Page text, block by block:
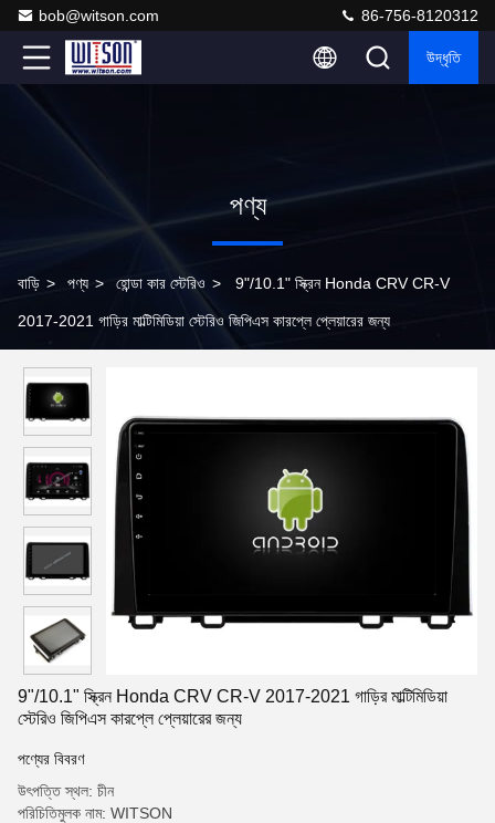
bob@witson.com 86-756-8120312
উদ্ধৃতি
পণ্য
বাড়ি > পণ্য > হোন্ডা কার স্টেরিও > 9"/10.1" স্ক্রিন Honda CRV CR-V
2017-2021 গাড়ির মাল্টিমিডিয়া স্টেরিও জিপিএস কারপ্লে প্লেয়ারের জন্য
9"/10.1" স্ক্রিন Honda CRV CR-V 2017-2021 গাড়ির মাল্টিমিডিয়া
স্টেরিও জিপিএস কারপ্লে প্লেয়ারের জন্য
পণ্যের বিবরণ
উৎপত্তি স্থল: চীন
পরিচিতিমুলক নাম: WITSON